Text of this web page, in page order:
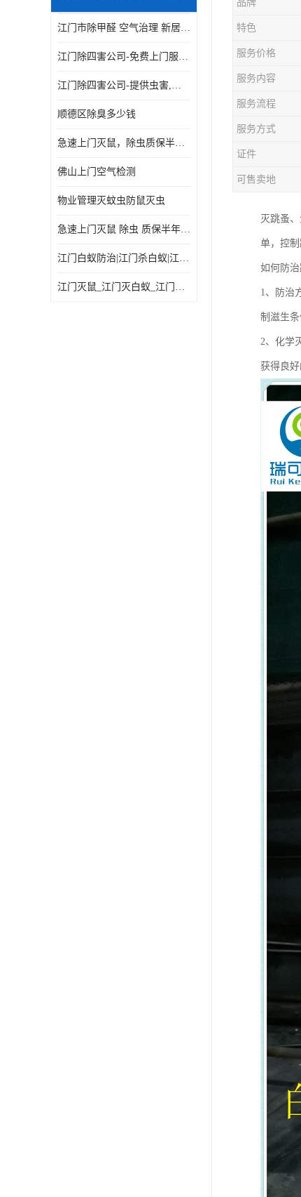
江门市除甲醛 空气治理 新居除异味 除苯 装修后异味清除
江门除四害公司-免费上门服务-随叫随到
江门除四害公司-提供虫害,病毒等全面消杀服务
顺德区除臭多少钱
急速上门灭鼠，除虫质保半年，白蚁、跳蚤、臭虫、蟑螂、德国小镰
佛山上门空气检测
物业管理灭蚊虫防鼠灭虫
急速上门灭鼠 除虫 质保半年 白蚁 跳蚤 臭虫 蟑螂 德国小镰
江门白蚁防治|江门杀白蚁|江门杀虫灭鼠|江门灭白蚁|
江门灭鼠_江门灭白蚁_江门灭蟑螂
品牌
特色
服务价格
服务内容
服务流程
服务方式
证件
可售卖地
灭跳蚤
单，控制
如何防治
1、防治
制滋生
2、化学
获得良好